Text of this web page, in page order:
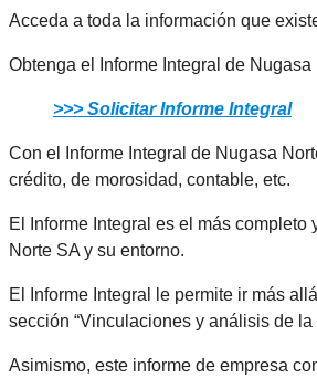
Acceda a toda la información que
Obtenga el Informe Integral de
>>> Solicitar Informe Integral
Con el Informe Integral de Nugasa
crédito, de morosidad, contable, etc.
El Informe Integral es el más
Norte SA y su entorno.
El Informe Integral le permite ir más
sección “Vinculaciones y análisis de
Asimismo, este informe de empresa